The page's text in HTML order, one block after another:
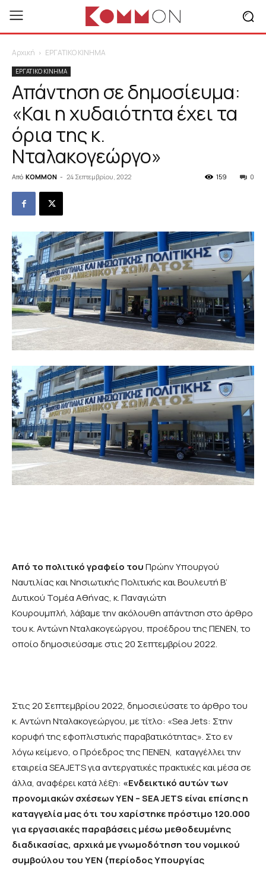
Αρχική ΕΡΓΑΤΙΚΟ ΚΙΝΗΜΑ
ΕΡΓΑΤΙΚΟ ΚΙΝΗΜΑ
Απάντηση σε δημοσίευμα:
«Και η χυδαιότητα έχει τα
όρια της κ.
Νταλακογεώργο»
Από KOMMON - 24 Σεπτεμβρίου, 2022 0
159
Από το πολιτικό γραφείο τουΠρώην Υπουργού
Ναυτιλίας και Νησιωτικής Πολιτικής και Βουλευτή Β’
Δυτικού Τομέα Αθήνας, κ. Παναγιώτη
Κουρουμπλή, λάβαμε την ακόλουθη απάντηση στο άρθρο
του κ. Αντώνη Νταλακογεώργου, προέδρου της ΠΕΝΕΝ, το
οποίο δημοσιεύσαμε στις 20 Σεπτεμβρίου 2022.
Στις 20 Σεπτεμβρίου 2022, δημοσιεύσατε το άρθρο του
κ. Αντώνη Νταλακογεώργου, με τίτλο: «Sea Jets: Στην
κορυφή της εφοπλιστικής παραβατικότητας». Στο εν
λόγω κείμενο, ο Πρόεδρος της ΠΕΝΕΝ, καταγγέλλει την
εταιρεία SEAJETS για αντεργατικές πρακτικές και μέσα σε
άλλα, αναφέρει κατά λέξη: «Ενδεικτικό αυτών των
προνομιακών σχέσεων ΥΕΝ – SEA JETS είναι επίσης η
καταγγελία μας ότι του χαρίστηκε πρόστιμο 120.000
για εργασιακές παραβάσεις μέσω μεθοδευμένης
διαδικασίας, αρχικά με γνωμοδότηση του νομικού
συμβούλου του ΥΕΝ (περίοδος Υπουργίας